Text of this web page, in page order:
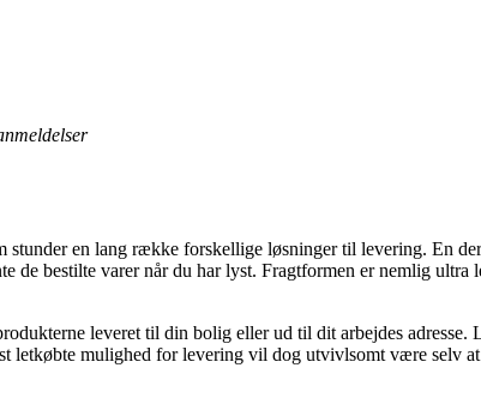
en lang række forskellige løsninger til levering. En
de bestilte varer når du har lyst. Fragtformen er nemlig
leveret til din bolig eller ud til dit arbejdes adresse.
letkøbte mulighed for levering vil dog utvivlsomt være selv